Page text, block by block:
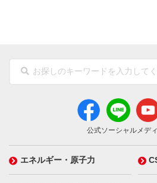
公式ソーシャルメデ
エネルギー・原子力